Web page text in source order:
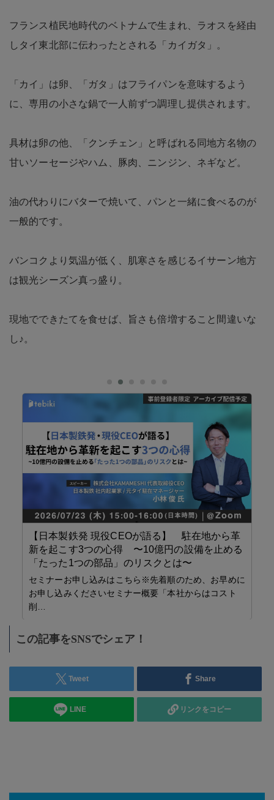
フランス植民地時代のベトナムで生まれ、ラオスを経由
しタイ東北部に伝わったとされる「カイガタ」。
「カイ」は卵、「ガタ」はフライパンを意味するよう
に、専用の小さな鍋で一人前ずつ調理し提供されます。
具材は卵の他、「クンチェン」と呼ばれる同地方名物の
甘いソーセージやハム、豚肉、ニンジン、ネギなど。
油の代わりにバターで焼いて、パンと一緒に食べるのが
一般的です。
バンコクより気温が低く、肌寒さを感じるイサーン地方
は観光シーズン真っ盛り。
現地でできたてを食せば、旨さも倍増すること間違いな
し♪。
…
【日本製鉄発 現役CEOが語る】 駐在地から革
新を起こす3つの心得 〜10億円の設備を止める
「たった1つの部品」のリスクとは〜
セミナーお申し込みはこちら※先着順のため、お早めに
お申し込みくださいセミナー概要「本社からはコスト
削…
この記事をSNSでシェア！
Tweet Share
LINE リンクをコピー